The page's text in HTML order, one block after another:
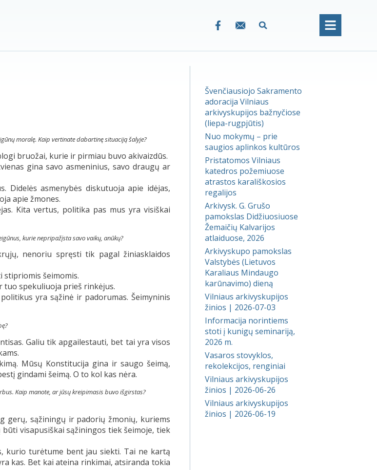
moralę. Kaip vertinate dabartinę situaciją šalyje?
bruožai, kurie ir pirmiau buvo akivaizdūs.
gina savo asmeninius, savo draugų ar
Didelės asmenybės diskutuoja apie idėjas,
apie žmones.
Kita vertus, politika pas mus yra visiškai
kurie nepripažįsta savo vaikų, anūkų?
nenoriu spręsti tik pagal žiniasklaidos
stipriomis šeimomis.
tuo spekuliuoja prieš rinkėjus.
yra sąžinė ir padorumas. Šeimyninis
Galiu tik apgailestauti, bet tai yra visos
Mūsų Konstitucija gina ir saugo šeimą,
gindami šeimą. O to kol kas nėra.
Kaip manote, ar jūsų kreipimasis buvo išgirstas?
gerų, sąžiningų ir padorių žmonių, kuriems
visapusiškai sąžiningos tiek šeimoje, tiek
kurio turėtume bent jau siekti. Tai ne kartą
kas. Bet kai ateina rinkimai, atsiranda tokia
Švenčiausiojo Sakramento
adoracija Vilniaus
arkivyskupijos bažnyčiose
(liepa-rugpjūtis)
Nuo mokymų – prie
saugios aplinkos kultūros
Pristatomos Vilniaus
katedros požemiuose
atrastos karališkosios
regalijos
Arkivysk. G. Grušo
pamokslas Didžiuosiuose
Žemaičių Kalvarijos
atlaiduose, 2026
Arkivyskupo pamokslas
Valstybės (Lietuvos
Karaliaus Mindaugo
karūnavimo) dieną
Vilniaus arkivyskupijos
žinios | 2026-07-03
Informacija norintiems
stoti į kunigų seminariją,
2026 m.
Vasaros stovyklos,
rekolekcijos, renginiai
Vilniaus arkivyskupijos
žinios | 2026-06-26
Vilniaus arkivyskupijos
žinios | 2026-06-19